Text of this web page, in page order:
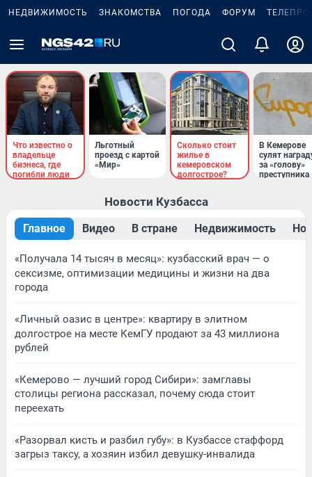
НЕДВИЖИМОСТЬ ЗНАКОМСТВА ПОГОДА ФОРУМ
Что известно о
владельце
бизнеса, где
погибли люди
Льготный
проезд с картой
«Мир»
Сколько стоит
жилье в
кемеровском
долгострое?
В Кемерове
сулят
за «голову»
преступника
Новости Кузбасса
Главное Видео В стране Недвижимость
«Получала 14 тысяч в месяц»: кузбасский врач — о
сексизме, оптимизации медицины и жизни на два
города
«Личный оазис в центре»: квартиру в элитном
долгострое на месте КемГУ продают за 43 миллиона
рублей
«Кемерово — лучший город Сибири»: замглавы
столицы региона рассказал, почему сюда стоит
переехать
«Разорвал кисть и разбил губу»: в Кузбассе стаффорд
загрыз таксу, а хозяин избил девушку-инвалида